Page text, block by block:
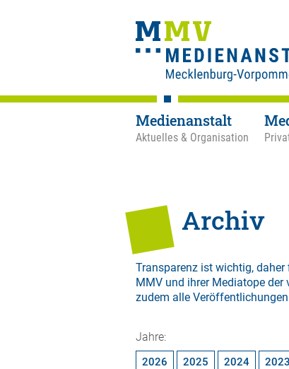
Medienanstalt
Aktuelles & Organisation
Archiv
Transparenz ist wichtig,
MMV und ihrer Mediatope der
zudem alle
Jahre:
2026 2025 2024 2023